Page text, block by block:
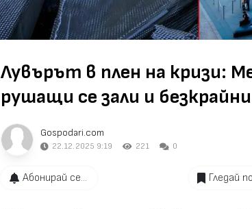
Лувърът в плен на кризи:
рушащи се зали и
Gospodari.com
22.12.2025 9:19 221 0
Абонирай се... Гледай